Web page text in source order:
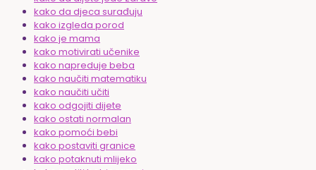
kako da djeca surađuju
kako izgleda porod
kako je mama
kako motivirati učenike
kako napreduje beba
kako naučiti matematiku
kako naučiti učiti
kako odgojiti dijete
kako ostati normalan
kako pomoći bebi
kako postaviti granice
kako potaknuti mlijeko